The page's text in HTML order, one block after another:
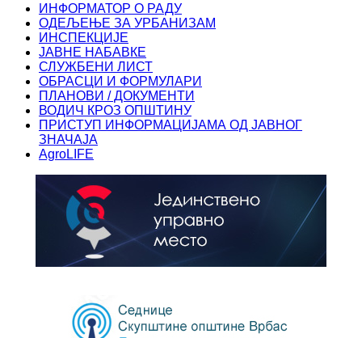
ИНФОРМАТОР О РАДУ
ОДЕЉЕЊЕ ЗА УРБАНИЗАМ
ИНСПЕКЦИЈЕ
ЈАВНЕ НАБАВКЕ
СЛУЖБЕНИ ЛИСТ
ОБРАСЦИ И ФОРМУЛАРИ
ПЛАНОВИ / ДОКУМЕНТИ
ВОДИЧ КРОЗ ОПШТИНУ
ПРИСТУП ИНФОРМАЦИЈАМА ОД ЈАВНОГ
ЗНАЧАЈА
AgroLIFE